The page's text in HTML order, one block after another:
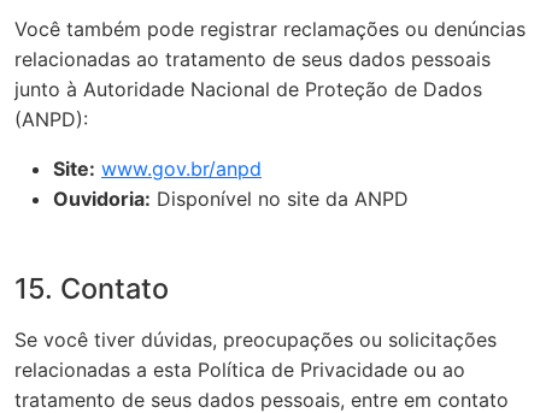
Você também pode registrar reclamações ou denúncias
relacionadas ao tratamento de seus dados pessoais
junto à Autoridade Nacional de Proteção de Dados
(ANPD):
Site: www.gov.br/anpd
Ouvidoria: Disponível no site da ANPD
15. Contato
Se você tiver dúvidas, preocupações ou solicitações
relacionadas a esta Política de Privacidade ou ao
tratamento de seus dados pessoais, entre em contato